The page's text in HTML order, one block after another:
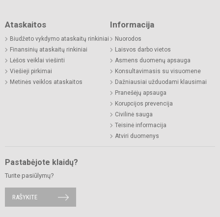
Ataskaitos
Biudžeto vykdymo ataskaitų rinkiniai
Finansinių ataskaitų rinkiniai
Lėšos veiklai viešinti
Viešieji pirkimai
Metinės veiklos ataskaitos
Informacija
Nuorodos
Laisvos darbo vietos
Asmens duomenų apsauga
Konsultavimasis su visuomene
Dažniausiai užduodami klausimai
Pranešėjų apsauga
Korupcijos prevencija
Civilinė sauga
Teisinė informacija
Atviri duomenys
Pastabėjote klaidų?
Turite pasiūlymų?
RAŠYKITE